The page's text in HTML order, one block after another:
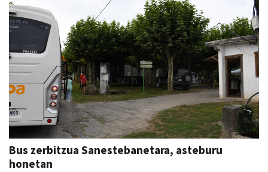
Bus zerbitzua Sanestebanetara, asteburu
honetan